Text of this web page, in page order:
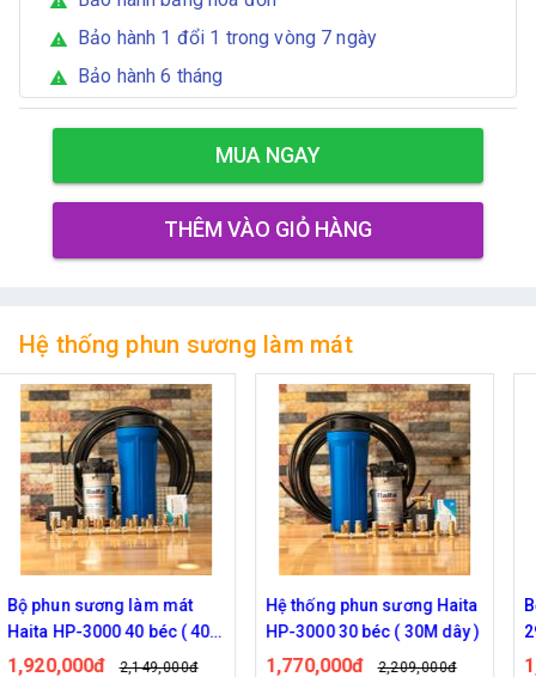
warning Bảo hành 1 đổi 1 trong vòng 7 ngày
warning Bảo hành 6 tháng
MUA NGAY
THÊM VÀO GIỎ HÀNG
Hệ thống phun sương làm mát
Hệ thống phun sương Haita
HP-3000 30 béc ( 30M dây )
1,770,000đ 2,209,000đ
Bộ phun sương Haita HP-
2900 25 béc ( 30M dây)
1,190,000đ 1,339,000đ